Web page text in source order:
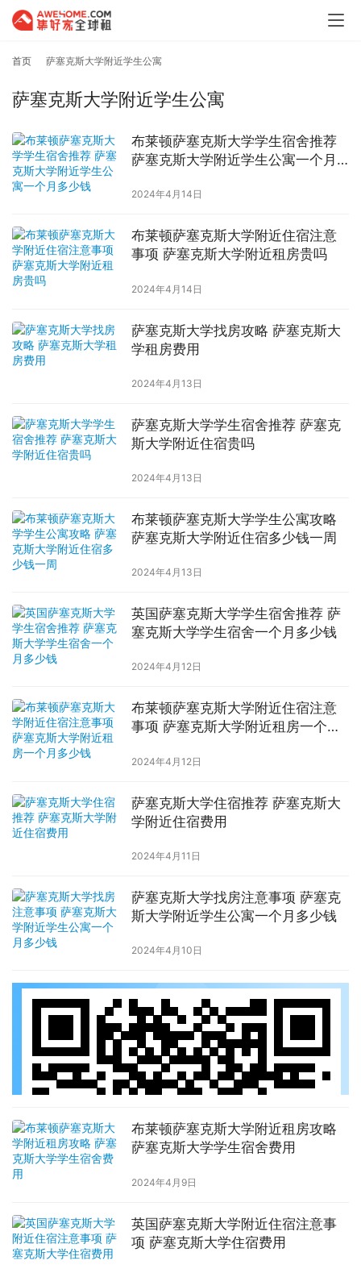
首页 萨塞克斯大学附近学生公寓
萨塞克斯大学附近学生公寓
布莱顿萨塞克斯大学学生宿舍推荐
萨塞克斯大学附近学生公寓一个月
2024年4月14日
布莱顿萨塞克斯大学附近住宿注意
事项 萨塞克斯大学附近租房贵吗
2024年4月14日
萨塞克斯大学找房攻略 萨塞克斯大
学租房费用
2024年4月13日
萨塞克斯大学学生宿舍推荐 萨塞克
斯大学附近住宿贵吗
2024年4月13日
布莱顿萨塞克斯大学学生公寓攻略
萨塞克斯大学附近住宿多少钱一周
2024年4月13日
英国萨塞克斯大学学生宿舍推荐 萨
塞克斯大学学生宿舍一个月多少钱
2024年4月12日
布莱顿萨塞克斯大学附近住宿注意
事项 萨塞克斯大学附近租房一个月
2024年4月12日
萨塞克斯大学住宿推荐 萨塞克斯大
学附近住宿费用
2024年4月11日
萨塞克斯大学找房注意事项 萨塞克
斯大学附近学生公寓一个月多少钱
2024年4月10日
布莱顿萨塞克斯大学附近租房攻略
萨塞克斯大学学生宿舍费用
2024年4月9日
英国萨塞克斯大学附近住宿注意事
项 萨塞克斯大学住宿费用